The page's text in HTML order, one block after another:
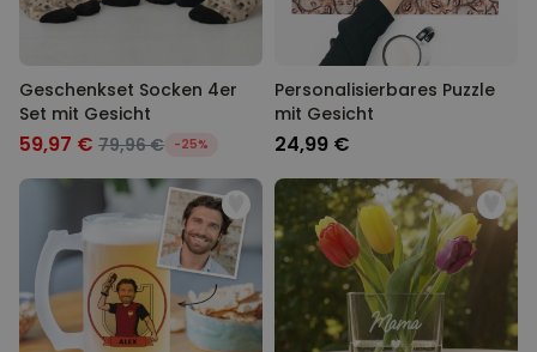
Geschenkset Socken 4er
Set mit Gesicht
59,97 € 79,96 € -25%
Personalisierbares Puzzle
mit Gesicht
24,99 €